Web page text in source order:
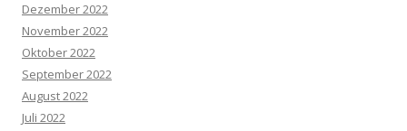
Dezember 2022
November 2022
Oktober 2022
September 2022
August 2022
Juli 2022